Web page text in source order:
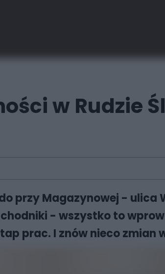
w Rudzie
przy Magazynowej - ulica
- wszystko to
prac. I znów nieco zmian